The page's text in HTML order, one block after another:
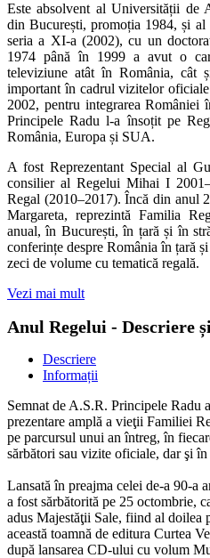
Este absolvent al Universității de
din București, promoția 1984, și
seria a XI-a (2002), cu un
1974 până în 1999 a avut o
televiziune atât în România, cât
important în cadrul vizitelor
2002, pentru integrarea
Principele Radu l-a însoțit pe
România, Europa și SUA.
A fost Reprezentant Special al
consilier al Regelui Mihai I
Regal (2010–2017). Încă din anul
Margareta, reprezintă Familia
anual, în București, în țară și în
conferințe despre România în țară
zeci de volume cu tematică regală.
Vezi mai mult
Anul Regelui - Descriere
Descriere
Informații
Semnat de A.S.R. Principele Radu
prezentare amplă a vieţii Familiei
pe parcursul unui an întreg, în
sărbători sau vizite oficiale, dar şi
Lansată în preajma celei de-a 90-a
a fost sărbătorită pe 25 octombrie,
adus Majestăţii Sale, fiind al doilea
această toamnă de editura Curtea
după lansarea CD-ului cu volum